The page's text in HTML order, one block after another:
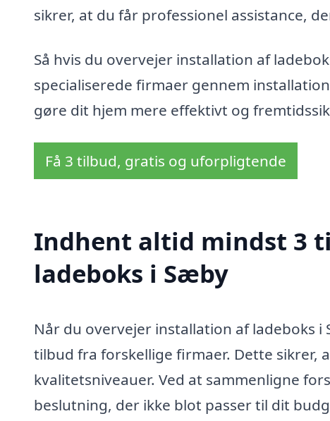
sikrer, at du får professionel assistance,
Så hvis du overvejer installation af
specialiserede firmaer gennem
gøre dit hjem mere effektivt og
Få 3 tilbud, gratis og uforpligtende
Indhent altid mindst 3
ladeboks i Sæby
Når du overvejer installation af ladeboks
tilbud fra forskellige firmaer. Dette sikrer,
kvalitetsniveauer. Ved at sammenligne
beslutning, der ikke blot passer til dit